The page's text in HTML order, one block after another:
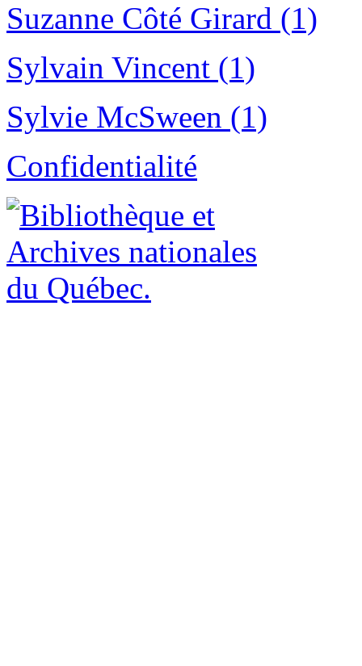
Suzanne Côté Girard (1)
Sylvain Vincent (1)
Sylvie McSween (1)
Confidentialité